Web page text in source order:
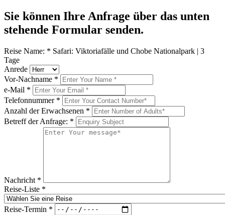
Sie können Ihre Anfrage über das unten
stehende Formular senden.
Reise Name: * Safari: Viktoriafälle und Chobe Nationalpark | 3
Tage
Anrede
Vor-Nachname *
e-Mail *
Telefonnummer *
Anzahl der Erwachsenen *
Betreff der Anfrage: *
Nachricht *
Reise-Liste *
Reise-Termin *